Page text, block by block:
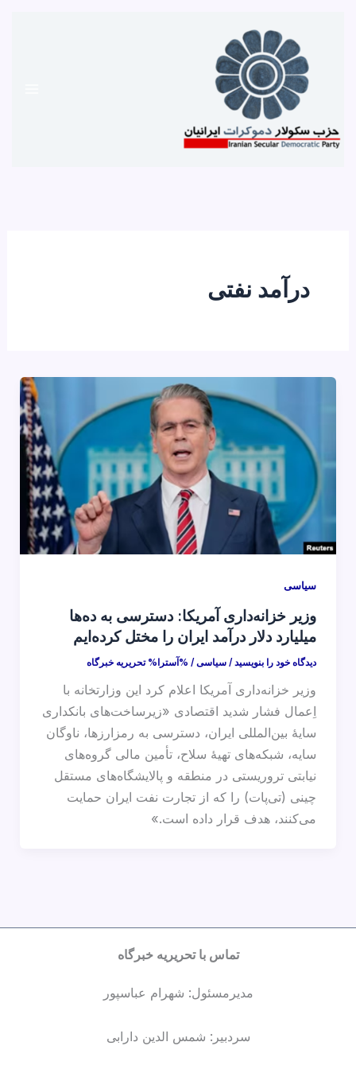
درآمد نفتی
سیاسی
وزیر خزانه‌داری آمریکا: دسترسی به ده‌ها
میلیارد دلار درآمد ایران را مختل کرده‌ایم
دیدگاه‌ خود را بنویسید / سیاسی/ %آسترا% تحریریه خبرگاه
وزیر خزانه‌داری آمریکا اعلام کرد این وزارتخانه با
اِعمال فشار شدید اقتصادی «زیرساخت‌های بانکداری
سایهٔ بین‌المللی ایران، دسترسی به رمزارزها، ناوگان
سایه، شبکه‌های تهیهٔ سلاح، تأمین مالی گروه‌های
نیابتی تروریستی در منطقه و پالایشگاه‌های مستقل
چینی (تی‌پات) را که از تجارت نفت ایران حمایت
می‌کنند، هدف قرار داده است.»
تماس با تحریریه خبرگاه
مدیرمسئول: شهرام عباسپور
سردبیر: شمس الدین دارابی